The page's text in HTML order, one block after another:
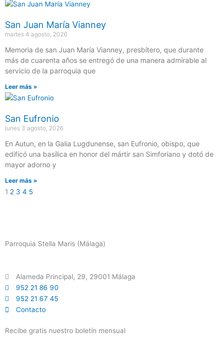
San Juan María Vianney
martes 4 agosto, 2026
Memoria de san Juan María Vianney, presbítero, que durante
más de cuarenta años se entregó de una manera admirable al
servicio de la parroquia que
Leer más »
San Eufronio
lunes 3 agosto, 2026
En Autun, en la Galia Lugdunense, san Eufronio, obispo, que
edificó una basílica en honor del mártir san Simforiano y dotó de
mayor adorno y
Leer más »
1 2 3 4 5
Parroquia Stella Maris (Málaga)
Alameda Principal, 29, 29001 Málaga
952 21 86 90
952 21 67 45
Contacto
Recibe gratis nuestro boletín mensual